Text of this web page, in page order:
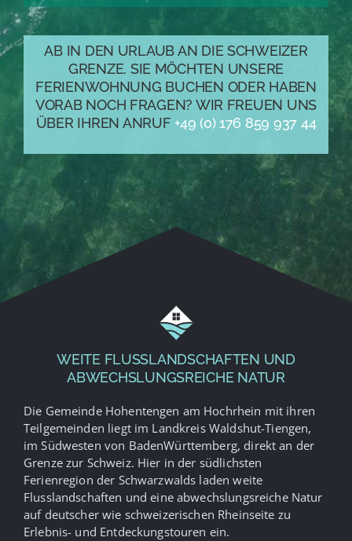
AB IN DEN URLAUB AN DIE SCHWEIZER
GRENZE. SIE MÖCHTEN UNSERE
FERIENWOHNUNG BUCHEN ODER HABEN
VORAB NOCH FRAGEN? WIR FREUEN UNS
ÜBER IHREN ANRUF +49 (0) 176 859 937 44
WEITE FLUSSLANDSCHAFTEN UND
ABWECHSLUNGSREICHE NATUR
Die Gemeinde Hohentengen am Hochrhein mit ihren
Teilgemeinden liegt im Landkreis Waldshut-Tiengen,
im Südwesten von BadenWürttemberg, direkt an der
Grenze zur Schweiz. Hier in der südlichsten
Ferienregion der Schwarzwalds laden weite
Flusslandschaften und eine abwechslungsreiche Natur
auf deutscher wie schweizerischen Rheinseite zu
Erlebnis- und Entdeckungstouren ein.